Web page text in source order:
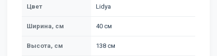
Цвет Lidya
Ширина, см 40 см
Высота, см 138 см